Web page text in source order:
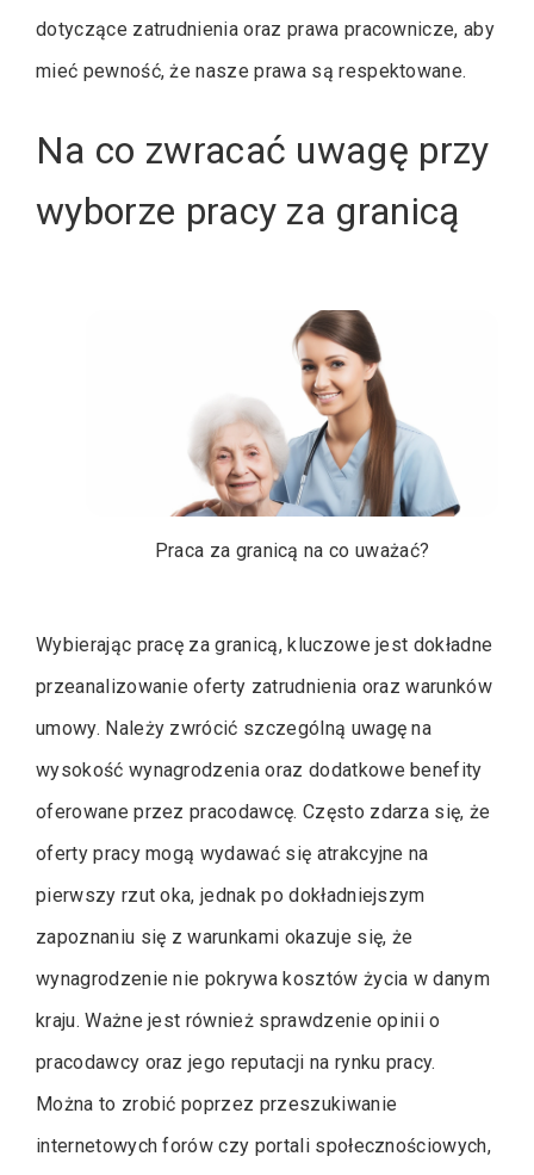
dotyczące zatrudnienia oraz prawa pracownicze, aby
mieć pewność, że nasze prawa są respektowane.
Na co zwracać uwagę przy
wyborze pracy za granicą
Praca za granicą na co uważać?
Wybierając pracę za granicą, kluczowe jest dokładne
przeanalizowanie oferty zatrudnienia oraz warunków
umowy. Należy zwrócić szczególną uwagę na
wysokość wynagrodzenia oraz dodatkowe benefity
oferowane przez pracodawcę. Często zdarza się, że
oferty pracy mogą wydawać się atrakcyjne na
pierwszy rzut oka, jednak po dokładniejszym
zapoznaniu się z warunkami okazuje się, że
wynagrodzenie nie pokrywa kosztów życia w danym
kraju. Ważne jest również sprawdzenie opinii o
pracodawcy oraz jego reputacji na rynku pracy.
Można to zrobić poprzez przeszukiwanie
internetowych forów czy portali społecznościowych,